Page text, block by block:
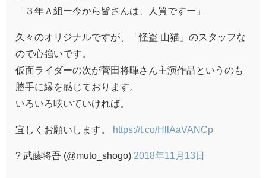
「３年Ａ組ー今から皆さんは、人質ですー」
久々のオリジナルですが、「怪盗 山猫」のスタッフな
ので心強いです。
仮面ライダーの次が菅田将暉さん主演作品というのも
勝手に縁を感じております。
いろいろ呟いていければ。
宜しくお願いします。 https://t.co/HllAaVANCp
? 武藤将吾 (@muto_shogo) 2018年11月13日